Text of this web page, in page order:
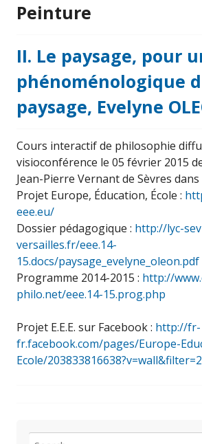
Peinture
II. Le paysage, pour
phénoménologique
paysage, Evelyne
Cours interactif de philosophie
visioconférence le 05 février 2015
Jean-Pierre Vernant de Sèvres
Projet Europe, Éducation, École :
eee.eu/
Dossier pédagogique : http://lyc-
versailles.fr/eee.14-
15.docs/paysage_evelyne_oleon.pdf
Programme 2014-2015 : http://
philo.net/eee.14-15.prog.php
Projet E.E.E. sur Facebook : http://fr-
fr.facebook.com/pages/Europe-
Ecole/203833816638?v=wall&filter=2